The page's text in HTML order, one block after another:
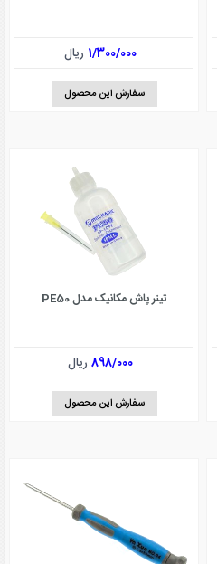
1/300/000 ریال
سفارش این محصول
تینر پاش مکانیک مدل PE50
898/000ریال
سفارش این محصول